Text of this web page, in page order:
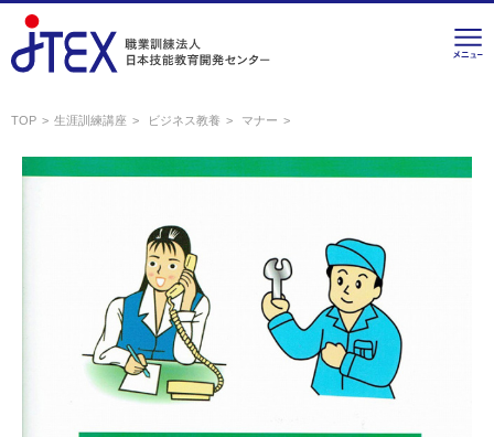
TOP 生涯訓練講座 ビジネス教養 マナー